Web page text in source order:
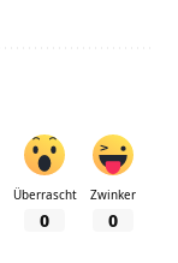
Überrascht
0
Zwinker
0